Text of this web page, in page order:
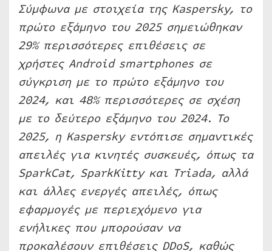
Σύμφωνα με στοιχεία της Kaspersky, το
πρώτο εξάμηνο του 2025 σημειώθηκαν
29% περισσότερες επιθέσεις σε
χρήστες Android smartphones σε
σύγκριση με το πρώτο εξάμηνο του
2024, και 48% περισσότερες σε σχέση
με το δεύτερο εξάμηνο του 2024. Το
2025, η Kaspersky εντόπισε σημαντικές
απειλές για κινητές συσκευές, όπως τα
SparkCat, SparkKitty και Triada, αλλά
και άλλες ενεργές απειλές, όπως
εφαρμογές με περιεχόμενο για
ενήλικες που μπορούσαν να
προκαλέσουν επιθέσεις DDoS, καθώς